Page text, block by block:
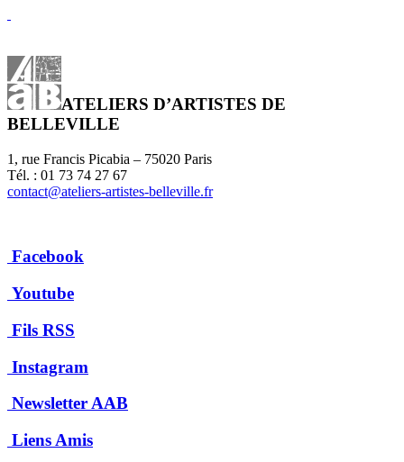
ATELIERS D’ARTISTES DE
BELLEVILLE
1, rue Francis Picabia – 75020 Paris
Tél. : 01 73 74 27 67
contact@ateliers-artistes-belleville.fr
Facebook
Youtube
Fils RSS
Instagram
Newsletter AAB
Liens Amis